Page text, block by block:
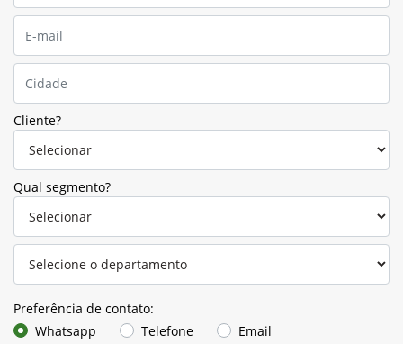
Cliente?
Qual segmento?
Preferência de contato:
Whatsapp
Telefone Email